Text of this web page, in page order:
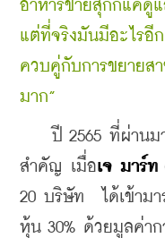
อาหารขายสุกี้ก็แค่ดู
แต่ที่จริงมันมีอะไรอี
ควบคู่กับการขยายส
มาก”
ปี 2565 ที่ผ่านมาเ
สำคัญ เมื่อเจ มาร์ท
20 บริษัท  ได้เข้าม
หุ้น 30% ด้วยมูลค่า